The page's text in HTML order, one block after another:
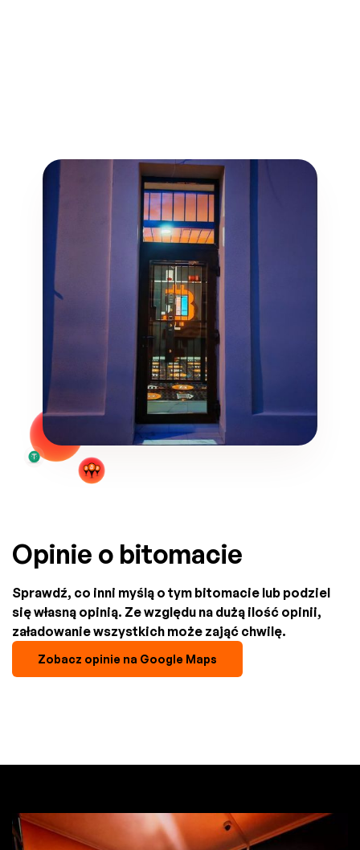
Opinie o bitomacie
Sprawdź, co inni myślą o tym bitomacie lub podziel
się własną opinią. Ze względu na dużą ilość opinii,
załadowanie wszystkich może zająć chwilę.
Zobacz opinie na Google Maps